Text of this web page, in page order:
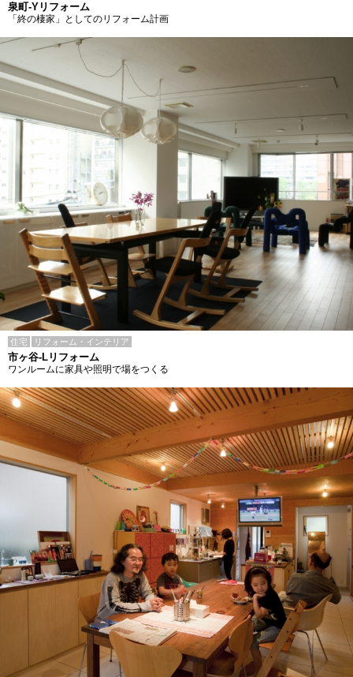
泉町-Yリフォーム
「終の棲家」としてのリフォーム計画
住宅 リフォーム・インテリア
市ヶ谷-Lリフォーム
ワンルームに家具や照明で場をつくる